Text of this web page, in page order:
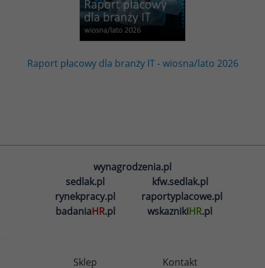
Raport płacowy dla branży IT - wiosna/lato 2026
wynagrodzenia.pl
sedlak.pl
kfw.sedlak.pl
rynekpracy.pl
raportyplacowe.pl
badaniaHR.pl wskaznikiHR.pl
Sklep Kontakt